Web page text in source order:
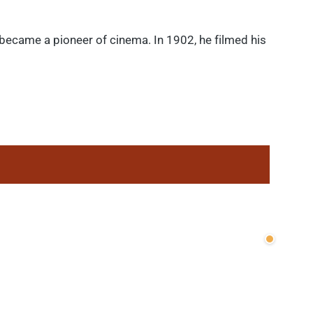
a pioneer of cinema. In 1902, he filmed his
Wenige